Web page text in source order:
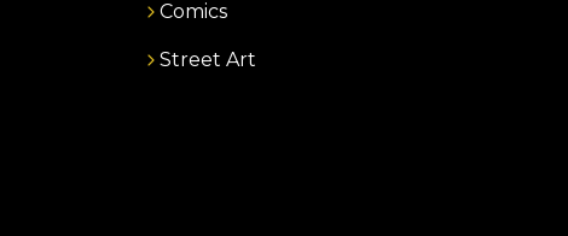
Comics
Street Art